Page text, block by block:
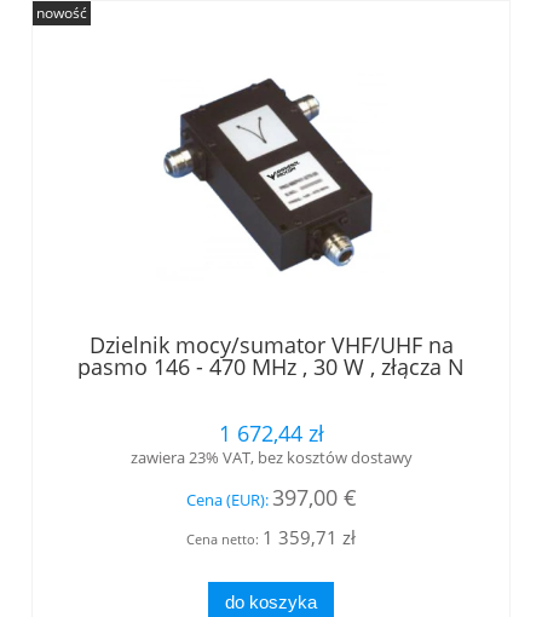
Dzielnik mocy/sumator VHF/UHF na
pasmo 146 - 470 MHz , 30 W , złącza N
1 672,44 zł
zawiera 23% VAT, bez kosztów dostawy
Cena (EUR):397,00 €
Cena netto: 1 359,71 zł
do koszyka
nowość